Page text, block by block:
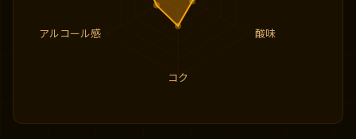
酸味
コク
アルコール感